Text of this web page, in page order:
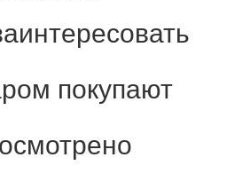
покупают